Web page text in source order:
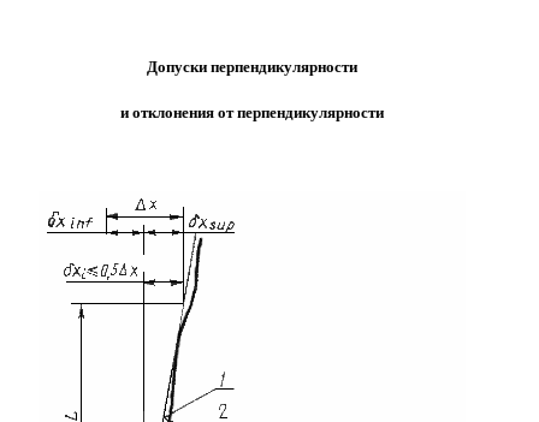
Допуски перпендикулярности
и отклонения от перпендикулярности